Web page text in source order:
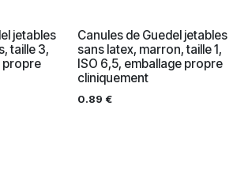
jetables
taille 3,
propre
Canules de Guedel jetables
sans latex, marron, taille 1,
ISO 6,5, emballage propre
cliniquement
0.89 €